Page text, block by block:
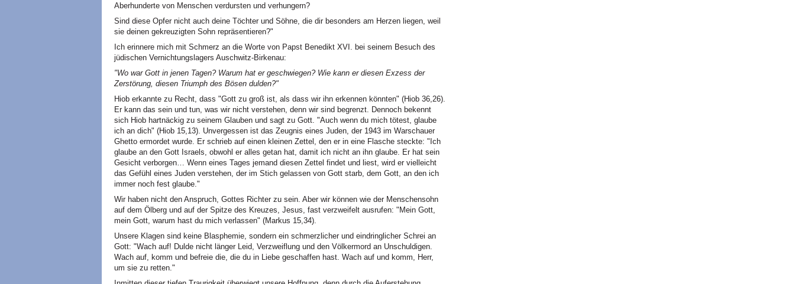
Aberhunderte von Menschen verdursten und verhungern?
Sind diese Opfer nicht auch deine Töchter und Söhne, die dir besonders am Herzen liegen, weil
sie deinen gekreuzigten Sohn repräsentieren?"
Ich erinnere mich mit Schmerz an die Worte von Papst Benedikt XVI. bei seinem Besuch des
jüdischen Vernichtungslagers Auschwitz-Birkenau:
"Wo war Gott in jenen Tagen? Warum hat er geschwiegen? Wie kann er diesen Exzess der
Zerstörung, diesen Triumph des Bösen dulden?"
Hiob erkannte zu Recht, dass "Gott zu groß ist, als dass wir ihn erkennen könnten" (Hiob 36,26).
Er kann das sein und tun, was wir nicht verstehen, denn wir sind begrenzt. Dennoch bekennt
sich Hiob hartnäckig zu seinem Glauben und sagt zu Gott. "Auch wenn du mich tötest, glaube
ich an dich" (Hiob 15,13). Unvergessen ist das Zeugnis eines Juden, der 1943 im Warschauer
Ghetto ermordet wurde. Er schrieb auf einen kleinen Zettel, den er in eine Flasche steckte: "Ich
glaube an den Gott Israels, obwohl er alles getan hat, damit ich nicht an ihn glaube. Er hat sein
Gesicht verborgen… Wenn eines Tages jemand diesen Zettel findet und liest, wird er vielleicht
das Gefühl eines Juden verstehen, der im Stich gelassen von Gott starb, dem Gott, an den ich
immer noch fest glaube."
Wir haben nicht den Anspruch, Gottes Richter zu sein. Aber wir können wie der Menschensohn
auf dem Ölberg und auf der Spitze des Kreuzes, Jesus, fast verzweifelt ausrufen: "Mein Gott,
mein Gott, warum hast du mich verlassen" (Markus 15,34).
Unsere Klagen sind keine Blasphemie, sondern ein schmerzlicher und eindringlicher Schrei an
Gott: "Wach auf! Dulde nicht länger Leid, Verzweiflung und den Völkermord an Unschuldigen.
Wach auf, komm und befreie die, die du in Liebe geschaffen hast. Wach auf und komm, Herr,
um sie zu retten."